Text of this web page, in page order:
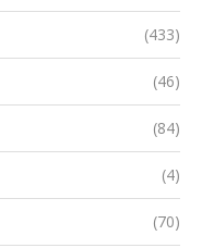
(433)
(46)
(84)
(4)
(70)